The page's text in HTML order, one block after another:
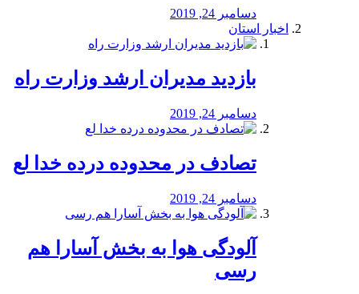
دسامبر 24, 2019
اخبار استان
بازدید مدیران ارشد وزارت راه
دسامبر 24, 2019
تصادف در محدوده درده خدا لع
دسامبر 24, 2019
آلودگی هوا به بخش آسارا هم
رسی